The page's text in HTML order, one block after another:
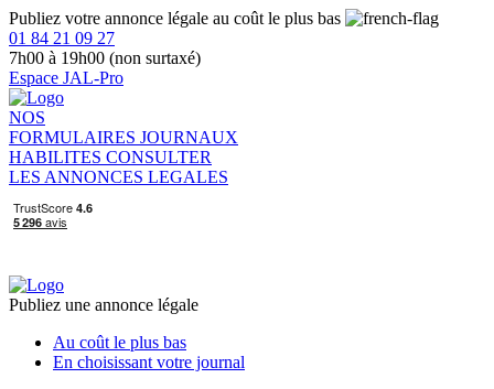
Publiez votre annonce légale au coût le plus bas
01 84 21 09 27
7h00 à 19h00 (non surtaxé)
Espace JAL-Pro
NOS
FORMULAIRES JOURNAUX
HABILITES CONSULTER
LES ANNONCES LEGALES
Publiez une annonce légale
Au coût le plus bas
En choisissant votre journal